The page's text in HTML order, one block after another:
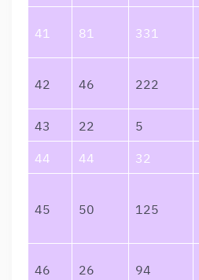
41 81 331
42 46 222
43
22 5
44
44 32
45 50 125
46 26 94